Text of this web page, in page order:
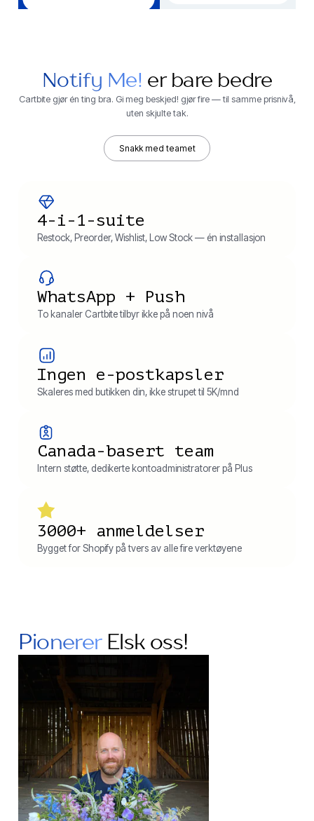
Notify Me! er bare bedre
Cartbite gjør én ting bra. Gi meg beskjed! gjør fire — til samme prisnivå,
uten skjulte tak.
Snakk med teamet
4-i-1-suite
Restock, Preorder, Wishlist, Low Stock — én installasjon
WhatsApp + Push
To kanaler Cartbite tilbyr ikke på noen nivå
Ingen e-postkapsler
Skaleres med butikken din, ikke strupet til 5K/mnd
Canada-basert team
Intern støtte, dedikerte kontoadministratorer på Plus
3000+ anmeldelser
Bygget for Shopify på tvers av alle fire verktøyene
PionererElsk oss!